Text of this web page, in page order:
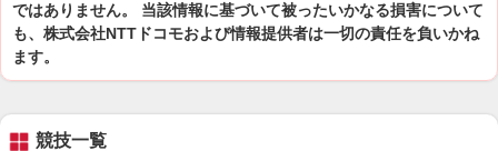
ではありません。 当該情報に基づいて被ったいかなる損害について
も、株式会社NTTドコモおよび情報提供者は一切の責任を負いかね
ます。
競技一覧